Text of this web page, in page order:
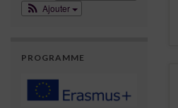
Ajouter
PROGRAMME